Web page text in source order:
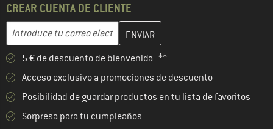
CREAR CUENTA DE CLIENTE
Dirección de correo electrónico
Introduce aquí tu dirección de correo electrónico y crea tu
5 € de descuento de bienvenida **
Acceso exclusivo a promociones de descuento
Posibilidad de guardar productos en tu lista de favoritos
Sorpresa para tu cumpleaños